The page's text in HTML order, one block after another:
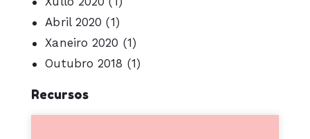
Abril 2020 (1)
Xaneiro 2020 (1)
Outubro 2018 (1)
Recursos